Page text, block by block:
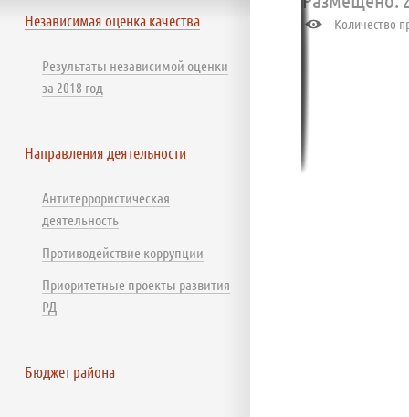
Количество
Независимая оценка качества
Результаты независимой оценки
за 2018 год
Направления деятельности
Антитеррористическая
деятельность
Противодействие коррупции
Приоритетные проекты развития
РД
Бюджет района